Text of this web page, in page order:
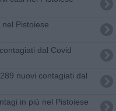
Pistoiese
dal Covid
nuovi contagiati dal
in più nel Pistoiese